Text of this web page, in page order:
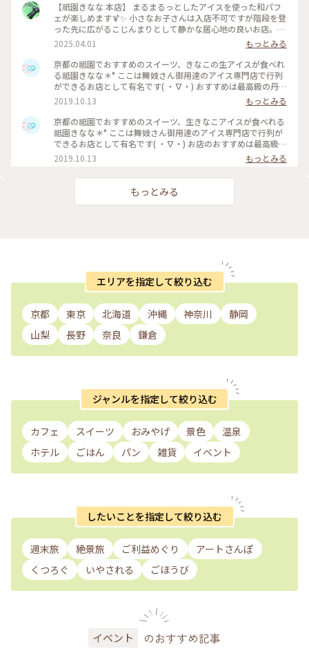
【祇園きなな 本店】 まるまるっとしたアイスを使った和パフ
ェが楽しめます🍹✨ 小さなお子さんは入店不可ですが階段を登
った先に広がるこじんまりとして静かな居心地の良いお店。
パフェはきなこや抹茶、黒ゴマなどを使った和なものからティ
ラミスの入ったイタリアン風、ベリーを使ったものなど様々。
アイスの食べ比べやふわふわのかき氷、焼き菓子、クロックム
ッシュのようなフードメニューもあります。 こちらもアニメ・
名探偵コナンで取り上げられました✨ #京都グルメ #京都 #祇
園 #本店 #人気店 #聖地巡礼 #パフェ #きなこ #黒ゴマ #アイス
クリーム #かき氷 #フォトジェニック #名探偵コナン
2025.04.01
もっとみる
京都の祗園でおすすめのスイーツ、きなこの生アイスが食べれ
る祗園きなな＊° ここは舞妓さん御用達のアイス専門店で行列
ができるお店として有名です( ・∇・) おすすめは最高級の丹波
黒豆を使用したきなこの生アイス『できたてきなな』。(600円
ほうじ茶付)なんと添加物、保存料、卵を一切使ってません。
濃厚なのに甘すぎず、口どけが最高で本当においしかったので
京都にきたらまた立ち寄りたいお店の1つになりました♡ #京
都#おすすめ#スイーツ#アイス#秋の味覚ゴーラー隊#きなこ
2019.10.13
もっとみる
京都の祗園でおすすめのスイーツ、生きなこアイスが食べれる
祗園きなな＊° ここは舞妓さん御用達のアイス専門店で行列が
できるお店として有名です( ・∇・) お店のおすすめは最高級の
丹波黒豆を使用したきなこの生アイス『できたてきなな』。
(600円ほうじ茶付)なんと添加物、保存料、卵を一切使ってま
せん。 濃厚なのに甘すぎず、口どけが最高で本当においしかっ
たので京都にきたらまた立ち寄りたいお店の1つになりました
2019.10.13 もっとみる
もっとみる
エリアを指定して絞り込む
京都 東京 北海道 沖縄 神奈川
静岡
山梨
長野 奈良 鎌倉
ジャンルを指定して絞り込む
カフェ スイーツ おみやげ 景色
温泉
ホテル
ごはん パン 雑貨 イベント
したいことを指定して絞り込む
週末旅 絶景旅 ご利益めぐり
アートさんぽ
くつろぐ
いやされる ごほうび
イベント のおすすめ記事